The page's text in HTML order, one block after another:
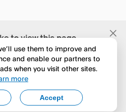
to view this page
English?
navegando
to English
use them to improve and
and enable our partners to
when you visit other sites.
more
Accept